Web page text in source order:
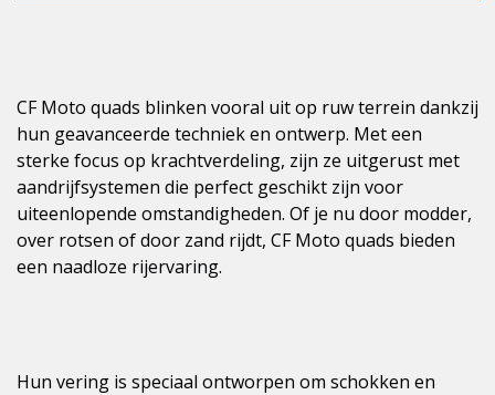
CF Moto quads blinken vooral uit op ruw terrein dankzij
hun geavanceerde techniek en ontwerp. Met een
sterke focus op krachtverdeling, zijn ze uitgerust met
aandrijfsystemen die perfect geschikt zijn voor
uiteenlopende omstandigheden. Of je nu door modder,
over rotsen of door zand rijdt, CF Moto quads bieden
een naadloze rijervaring.
Hun vering is speciaal ontworpen om schokken en